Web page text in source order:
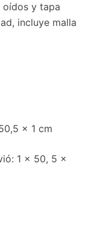
y tapa
incluye malla
x 1 cm
1 x 50, 5 x